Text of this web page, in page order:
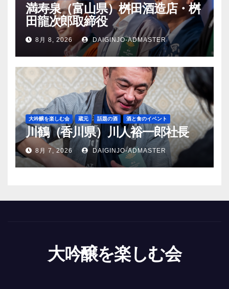
満寿泉（富山県）桝田酒造店・桝
田龍次郎取締役
8月 8, 2026 DAIGINJO-ADMASTER
大吟醸を楽しむ会 蔵元 話題の酒 酒と食のイベント
川鶴（香川県）川人裕一郎社長
8月 7, 2026 DAIGINJO-ADMASTER
大吟醸を楽しむ会